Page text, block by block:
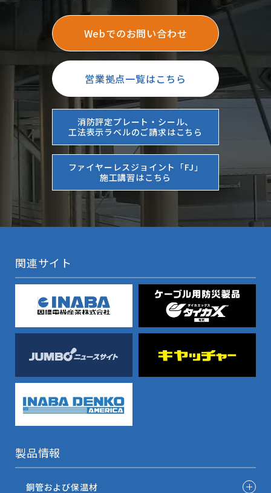
Webでのお問い合わせ
営業拠点一覧はこちら
消防評定プレート・シール、
工法表示ラベルのご請求はこちら
ファイヤーレスジョイント「FJ」
施工講習はこちら
関連サイト
製品情報
銅管および保温材